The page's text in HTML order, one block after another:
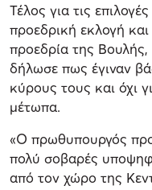
Τέλος για τις
προεδρική εκλογή
προεδρία της
δήλωσε πως έγιναν
κύρους τους και όχι
μέτωπα.
«Ο πρωθυπουργός
πολύ σοβαρές
από τον χώρο της